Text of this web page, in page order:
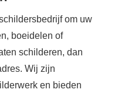
om uw
boeidelen of
schilderen, dan
Wij zijn
en bieden